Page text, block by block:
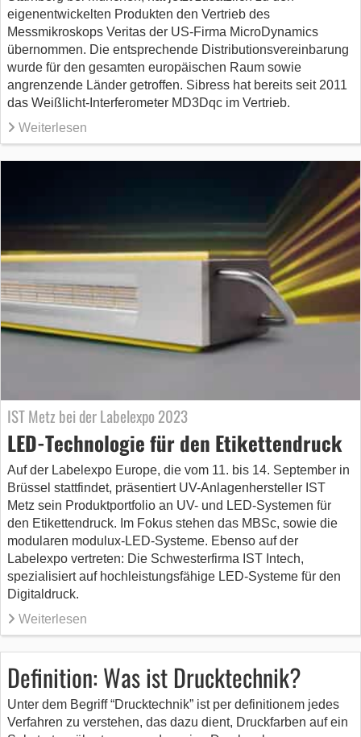
eigenentwickelten Produkten den Vertrieb des
Messmikroskops Veritas der US-Firma MicroDynamics
übernommen. Die entsprechende Distributionsvereinbarung
wurde für den gesamten europäischen Raum sowie
angrenzende Länder getroffen. Sibress hat bereits seit 2011
das Weißlicht-Interferometer MD3Dqc im Vertrieb.
Weiterlesen
IST Metz bei der Labelexpo 2023
LED-Technologie für den Etikettendruck
Auf der Labelexpo Europe, die vom 11. bis 14. September in
Brüssel stattfindet, präsentiert UV-Anlagenhersteller IST
Metz sein Produktportfolio an UV- und LED-Systemen für
den Etikettendruck. Im Fokus stehen das MBSc, sowie die
modularen modulux-LED-Systeme. Ebenso auf der
Labelexpo vertreten: Die Schwesterfirma IST Intech,
spezialisiert auf hochleistungsfähige LED-Systeme für den
Digitaldruck.
Weiterlesen
Definition: Was ist Drucktechnik?
Unter dem Begriff “Drucktechnik” ist per definitionem jedes
Verfahren zu verstehen, das dazu dient, Druckfarben auf ein